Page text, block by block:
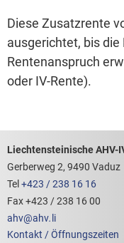
Diese Zusatzrente
ausgerichtet, bis die
Rentenanspruch
oder IV-Rente).
Liechtensteinische AHV-
Gerberweg 2, 9490 Vaduz
Tel +423 / 238 16 16
Fax +423 / 238 16 00
ahv@ahv. li
Kontakt / Öffnungszeiten